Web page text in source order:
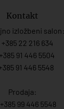
Kontakt
izložbeni salon:
+385 22 216 634
91 446 5504
91 446 5548
Prodaja:
+385 99 446 5548